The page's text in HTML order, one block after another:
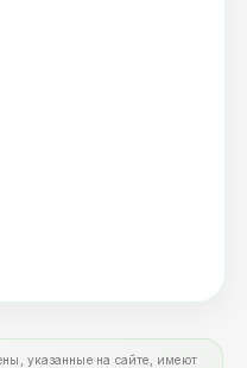
указанные на сайте, имеют